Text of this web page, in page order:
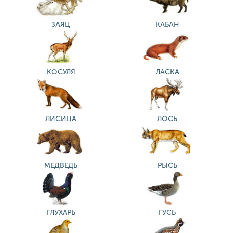
ЗАЯЦ КАБАН
КОСУЛЯ ЛАСКА
ЛИСИЦА ЛОСЬ
МЕДВЕДЬ РЫСЬ
ГЛУХАРЬ ГУСЬ